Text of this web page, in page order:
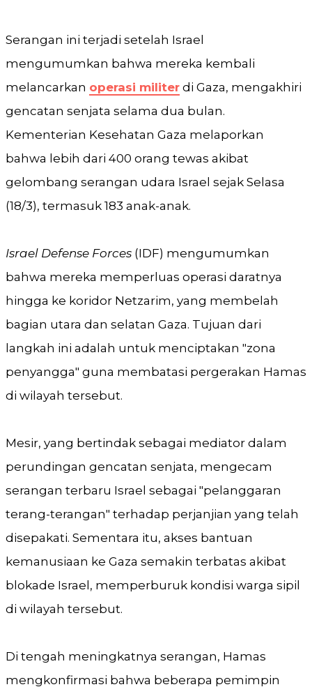
Serangan ini terjadi setelah Israel
mengumumkan bahwa mereka kembali
melancarkan operasi militer di Gaza, mengakhiri
gencatan senjata selama dua bulan.
Kementerian Kesehatan Gaza melaporkan
bahwa lebih dari 400 orang tewas akibat
gelombang serangan udara Israel sejak Selasa
(18/3), termasuk 183 anak-anak.
Israel Defense Forces (IDF) mengumumkan
bahwa mereka memperluas operasi daratnya
hingga ke koridor Netzarim, yang membelah
bagian utara dan selatan Gaza. Tujuan dari
langkah ini adalah untuk menciptakan "zona
penyangga" guna membatasi pergerakan Hamas
di wilayah tersebut.
Mesir, yang bertindak sebagai mediator dalam
perundingan gencatan senjata, mengecam
serangan terbaru Israel sebagai "pelanggaran
terang-terangan" terhadap perjanjian yang telah
disepakati. Sementara itu, akses bantuan
kemanusiaan ke Gaza semakin terbatas akibat
blokade Israel, memperburuk kondisi warga sipil
di wilayah tersebut.
Di tengah meningkatnya serangan, Hamas
mengkonfirmasi bahwa beberapa pemimpin